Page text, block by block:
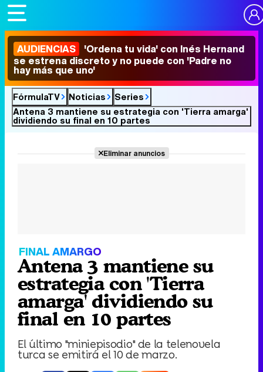
AUDIENCIAS 'Ordena tu vida' con Inés Hernand
se estrena discreto y no puede con 'Padre no
hay más que uno'
FórmulaTV Noticias
Series
Antena 3 mantiene su estrategia con 'Tierra amarga'
dividiendo su final en 10 partes
Eliminar anuncios
FINAL AMARGO
Antena 3 mantiene su
estrategia con 'Tierra
amarga' dividiendo su
final en 10 partes
El último "miniepisodio" de la telenovela
turca se emitirá el 10 de marzo.